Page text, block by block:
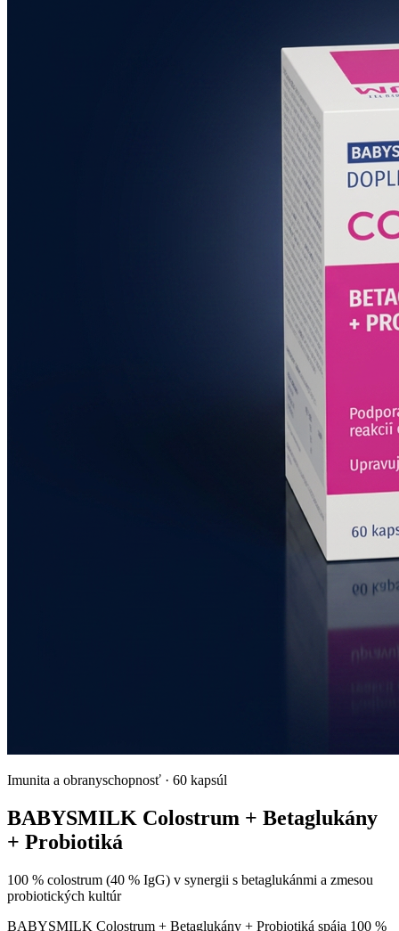
Imunita a obranyschopnosť · 60 kapsúl
BABYSMILK Colostrum + Betaglukány
+ Probiotiká
100 % colostrum (40 % IgG) v synergii s betaglukánmi a zmesou
probiotických kultúr
BABYSMILK Colostrum + Betaglukány + Probiotiká spája 100 %